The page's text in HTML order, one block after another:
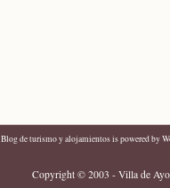
Blog de turismo y alojamientosis powered by
Copyright © 2003 - Villa de